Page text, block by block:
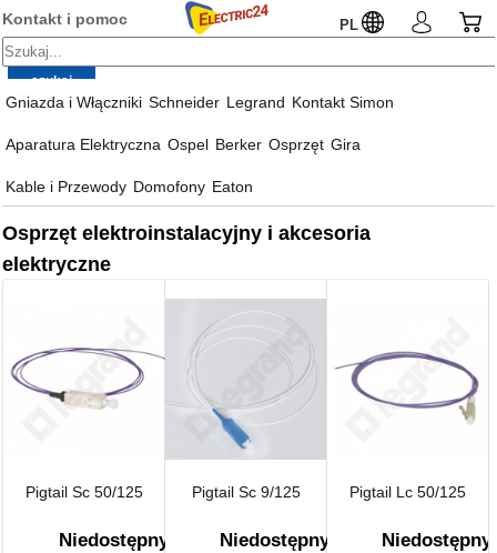
Kontakt i pomoc PL
Gniazda i Włączniki Schneider Legrand Kontakt Simon
Aparatura Elektryczna Ospel Berker Osprzęt Gira
Kable i Przewody Domofony Eaton
Osprzęt elektroinstalacyjny i akcesoria
elektryczne
Pigtail Sc 50/125
Niedostępny
Pigtail Sc 9/125
Niedostępny
Pigtail Lc 50/125
Niedostępny